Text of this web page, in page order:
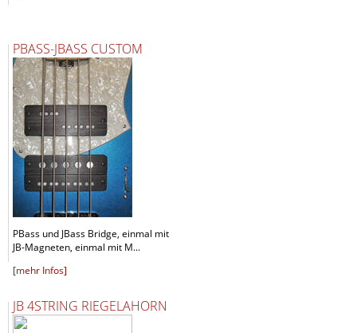
PBASS-JBASS CUSTOM
PBass und JBass Bridge, einmal mit
JB-Magneten, einmal mit M...
[mehr Infos]
JB 4STRING RIEGELAHORN